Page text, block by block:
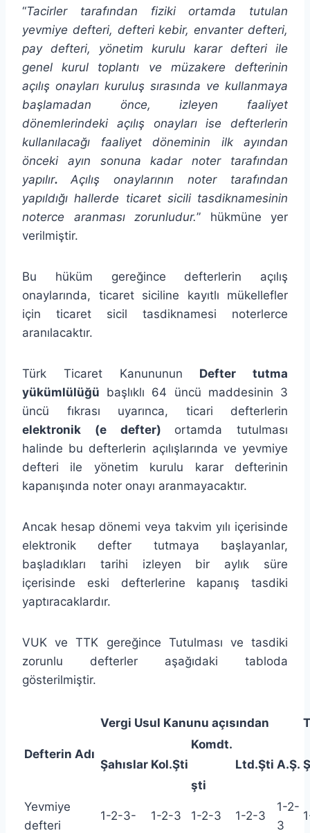
“Tacirler tarafından fiziki ortamda tutulan
yevmiye defteri, defteri kebir, envanter defteri,
pay defteri, yönetim kurulu karar defteri ile
genel kurul toplantı ve müzakere defterinin
açılış onayları kuruluş sırasında ve kullanmaya
başlamadan önce, izleyen faaliyet
dönemlerindeki açılış onayları ise defterlerin
kullanılacağı faaliyet döneminin ilk ayından
önceki ayın sonuna kadar noter tarafından
yapılır. Açılış onaylarının noter tarafından
yapıldığı hallerde ticaret sicili tasdiknamesinin
noterce aranması zorunludur.” hükmüne yer
verilmiştir.
Bu hüküm gereğince defterlerin açılış
onaylarında, ticaret siciline kayıtlı mükellefler
için ticaret sicil tasdiknamesi noterlerce
aranılacaktır.
Türk Ticaret Kanununun Defter tutma
yükümlülüğü başlıklı 64 üncü maddesinin 3
üncü fıkrası uyarınca, ticari defterlerin
elektronik (e defter) ortamda tutulması
halinde bu defterlerin açılışlarında ve yevmiye
defteri ile yönetim kurulu karar defterinin
kapanışında noter onayı aranmayacaktır.
Ancak hesap dönemi veya takvim yılı içerisinde
elektronik defter tutmaya başlayanlar,
başladıkları tarihi izleyen bir aylık süre
içerisinde eski defterlerine kapanış tasdiki
yaptıracaklardır.
VUK ve TTK gereğince Tutulması ve tasdiki
zorunlu defterler aşağıdaki tabloda
gösterilmiştir.
Defterin Adı
Vergi Usul Kanunu açısından
Şahıslar Kol.Şti
Komdt.
şti
Ltd.Şti A.Ş.
Yevmiye
defteri
1-2-3- 1-2-3 1-2-3 1-2-3
1-2-
3